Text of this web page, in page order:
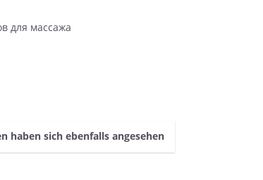
для массажа
haben sich ebenfalls angesehen